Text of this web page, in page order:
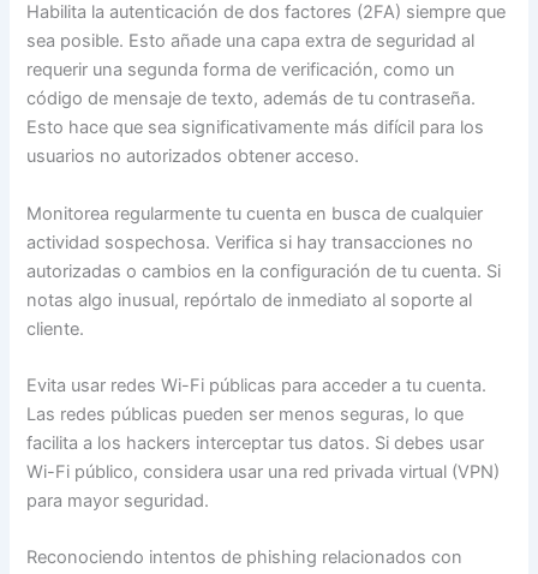
Habilita la autenticación de dos factores (2FA) siempre que
sea posible. Esto añade una capa extra de seguridad al
requerir una segunda forma de verificación, como un
código de mensaje de texto, además de tu contraseña.
Esto hace que sea significativamente más difícil para los
usuarios no autorizados obtener acceso.
Monitorea regularmente tu cuenta en busca de cualquier
actividad sospechosa. Verifica si hay transacciones no
autorizadas o cambios en la configuración de tu cuenta. Si
notas algo inusual, repórtalo de inmediato al soporte al
cliente.
Evita usar redes Wi-Fi públicas para acceder a tu cuenta.
Las redes públicas pueden ser menos seguras, lo que
facilita a los hackers interceptar tus datos. Si debes usar
Wi-Fi público, considera usar una red privada virtual (VPN)
para mayor seguridad.
Reconociendo intentos de phishing relacionados con